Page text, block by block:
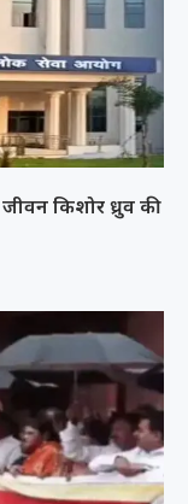
जीवन किशोर ध्रुव की